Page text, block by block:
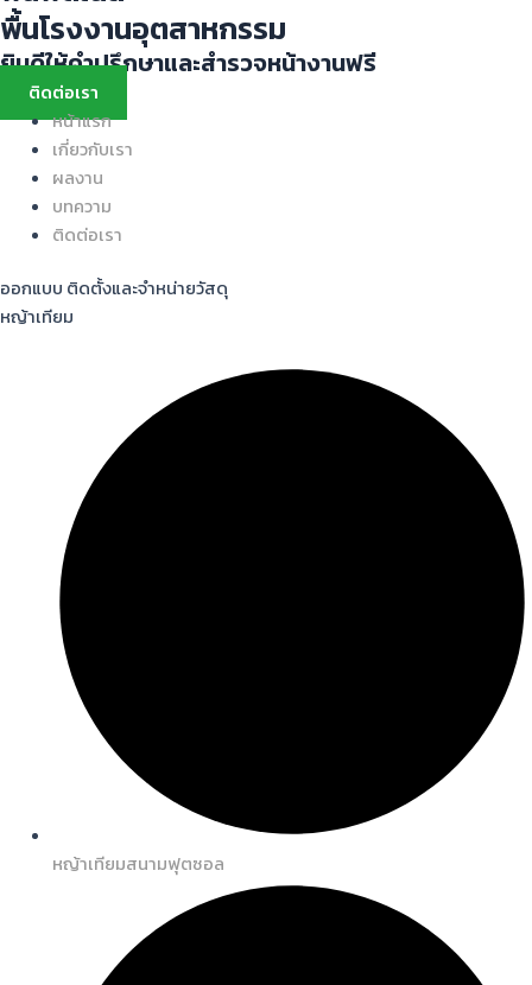
พื้นโรงงานอุตสาหกรรม
ยินดีให้คำปรึกษาและสำรวจหน้างานฟรี
ติดต่อเรา
หน้าแรก
เกี่ยวกับเรา
ผลงาน
บทความ
ติดต่อเรา
ออกแบบ ติดตั้งและจำหน่ายวัสดุ
หญ้าเทียม
หญ้าเทียมสนามฟุตซอล